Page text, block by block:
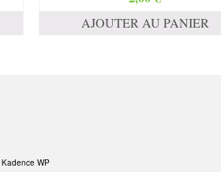
AJOUTER AU PANIER
Kadence WP